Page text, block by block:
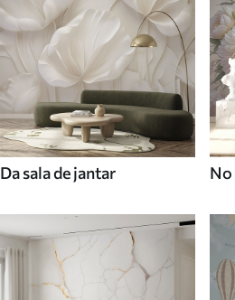
Da sala de jantar